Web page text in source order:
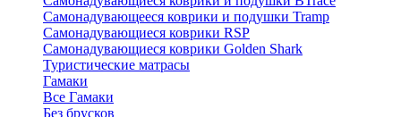
Самонадувающееся коврики и подушки Tramp
Самонадувающиеся коврики RSP
Самонадувающиеся коврики Golden Shark
Туристические матрасы
Гамаки
Все Гамаки
Без брусков